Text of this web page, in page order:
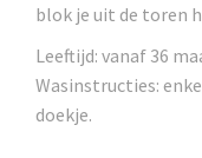
blok je uit de toren
Leeftijd: vanaf 36
Wasinstructies:
doekje.